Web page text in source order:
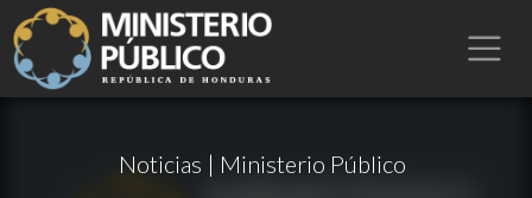
Noticias | Ministerio Público